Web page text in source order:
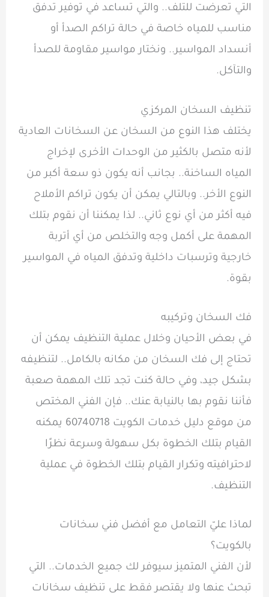
التي تعرضت للتلف.. والتي تساعد في توفير تدفق
مناسب للمياه خاصة في حالة تراكم الصدأ أو
أنسداد المواسير.. ونختار مواسير مقاومة للصدأ
والتآكل.
تنظيف السخان المركزي
يختلف هذا النوع من السخان عن السخانات العادية
لأنه متصل بالكثير من الوحدات الأخرى لإخراج
المياه الساخنة.. بجانب أنه يكون ذو سعة أكبر من
النوع الأخر.. وبالتالي يمكن أن يكون تراكم الأملاح
فيه أكثر من أي نوع ثاني.. لذا يمكننا أن نقوم بتلك
المهمة على أكمل وجه والتخلص من أي أتربة
خارجية وترسبات داخلية وتدفق المياه في المواسير
بقوة.
فك السخان وتركيبه
في بعض الأحيان وخلال عملية التنظيف يمكن أن
تحتاج إلى فك السخان من مكانه بالكامل.. لتنظيفه
بشكل جيد، وفي حالة كنت تجد تلك المهمة صعبة
فأننا نقوم بها بالنيابة عنك.. فإن الفني المختص
من موقع دليل خدمات الكويت 60740718 يمكنه
القيام بتلك الخطوة بكل سهولة وسرعة نظرًا
لاحترافيته وتكرار القيام بتلك الخطوة في عملية
التنظيف.
لماذا عليّ التعامل مع أفضل فني سخانات
بالكويت؟
لأن الفني المتميز سيوفر لك جميع الخدمات.. التي
تبحث عنها ولا يقتصر فقط على تنظيف سخانات